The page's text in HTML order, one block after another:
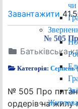
чи
Житлова
Завантажити
№ 505
Батьківська
Категорія:Серпень
№ 505 Про
ордерів на жилу